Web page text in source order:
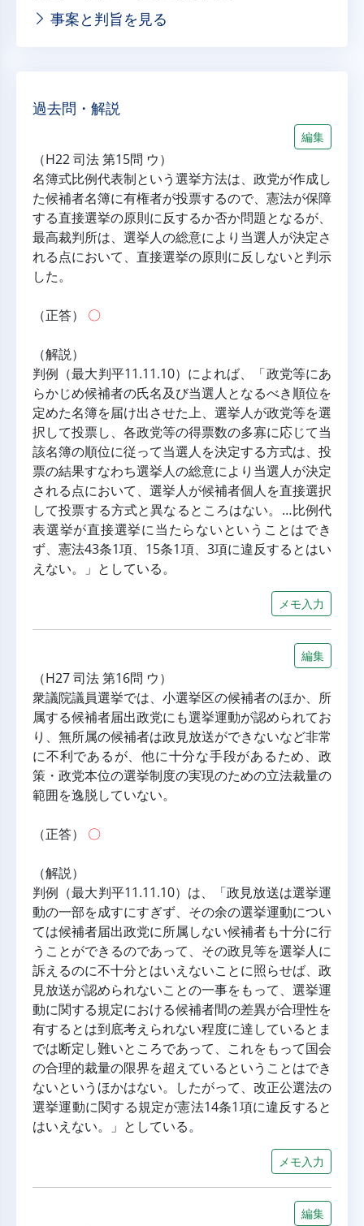
事案と判旨を見る
過去問・解説
編集
（H22 司法 第15問 ウ）
名簿式比例代表制という選挙方法は、政党が作成し
た候補者名簿に有権者が投票するので、憲法が保障
する直接選挙の原則に反するか否か問題となるが、
最高裁判所は、選挙人の総意により当選人が決定さ
れる点において、直接選挙の原則に反しないと判示
した。
（正答） 〇
（解説）
判例（最大判平11.11.10）によれば、「政党等にあ
らかじめ候補者の氏名及び当選人となるべき順位を
定めた名簿を届け出させた上、選挙人が政党等を選
択して投票し、各政党等の得票数の多寡に応じて当
該名簿の順位に従って当選人を決定する方式は、投
票の結果すなわち選挙人の総意により当選人が決定
される点において、選挙人が候補者個人を直接選択
して投票する方式と異なるところはない。…比例代
表選挙が直接選挙に当たらないということはでき
ず、憲法43条1項、15条1項、3項に違反するとはい
えない。」としている。
メモ入力
編集
（H27 司法 第16問 ウ）
衆議院議員選挙では、小選挙区の候補者のほか、所
属する候補者届出政党にも選挙運動が認められてお
り、無所属の候補者は政見放送ができないなど非常
に不利であるが、他に十分な手段があるため、政
策・政党本位の選挙制度の実現のための立法裁量の
範囲を逸脱していない。
（正答） 〇
（解説）
判例（最大判平11.11.10）は、「政見放送は選挙運
動の一部を成すにすぎず、その余の選挙運動につい
ては候補者届出政党に所属しない候補者も十分に行
うことができるのであって、その政見等を選挙人に
訴えるのに不十分とはいえないことに照らせば、政
見放送が認められないことの一事をもって、選挙運
動に関する規定における候補者間の差異が合理性を
有するとは到底考えられない程度に達しているとま
では断定し難いところであって、これをもって国会
の合理的裁量の限界を超えているということはでき
ないというほかはない。したがって、改正公選法の
選挙運動に関する規定が憲法14条1項に違反すると
はいえない。」としている。
メモ入力
編集